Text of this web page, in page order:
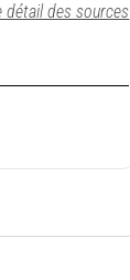
détail des sources